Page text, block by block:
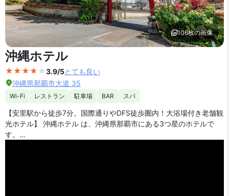
106枚の画像
沖縄ホテル
3.9/5とても良い
沖縄県那覇市大道 35
Wi-Fi レストラン 駐車場 BAR スパ
【安里駅から徒歩7分。国際通りやDFS徒歩圏内！大浴場付き老舗観
光ホテル】 沖縄ホテル は、沖縄県那覇市にある3つ星のホテルで
す。